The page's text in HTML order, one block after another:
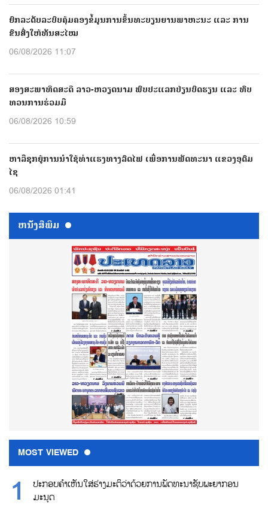
ຍົກລະດັບລະບົບຄຸ້ມຄອງຂໍ້ມູນການຂຶ້ນທະບຽນຍານພາຫະນະ ແລະ ການ
ຂົນສົ່ງໃຫ້ທັນສະໄໝ
06/08/2026 11:07
ສອງສະພາທິດສະດີ ລາວ-ຫວຽດນາມ ພົບປະແລກປ່ຽນບົດຮຽນ ແລະ ທົບ
ທວນການຮ່ວມມື
06/08/2026 10:59
ຫາລືຊຸກຍູ້ການນຳໃຊ້ທ່າແຮງທາງລົດໄຟ ເພື່ອການພັດທະນາ ແຂວງອຸດົມ
ໄຊ
06/08/2026 01:41
ຫນ້ັງສືພິມ
MOST VIEWED
ປະກອບຄຳເຫັນໃສ່ຮ່າງມະຕິວ່າດ້ວຍການພັດທະນາຊັບພະຍາກອນ
ມະນຸດ